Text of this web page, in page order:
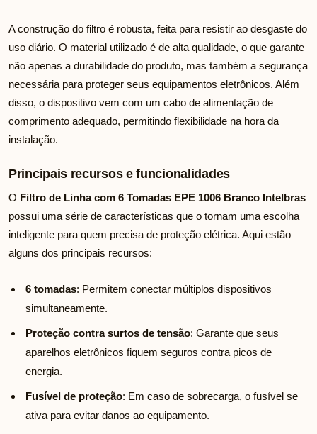
A construção do filtro é robusta, feita para resistir ao desgaste do
uso diário. O material utilizado é de alta qualidade, o que garante
não apenas a durabilidade do produto, mas também a segurança
necessária para proteger seus equipamentos eletrônicos. Além
disso, o dispositivo vem com um cabo de alimentação de
comprimento adequado, permitindo flexibilidade na hora da
instalação.
Principais recursos e funcionalidades
O Filtro de Linha com 6 Tomadas EPE 1006 Branco Intelbras
possui uma série de características que o tornam uma escolha
inteligente para quem precisa de proteção elétrica. Aqui estão
alguns dos principais recursos:
6 tomadas: Permitem conectar múltiplos dispositivos
simultaneamente.
Proteção contra surtos de tensão: Garante que seus
aparelhos eletrônicos fiquem seguros contra picos de
energia.
Fusível de proteção: Em caso de sobrecarga, o fusível se
ativa para evitar danos ao equipamento.